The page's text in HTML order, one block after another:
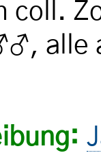
coll.
alle